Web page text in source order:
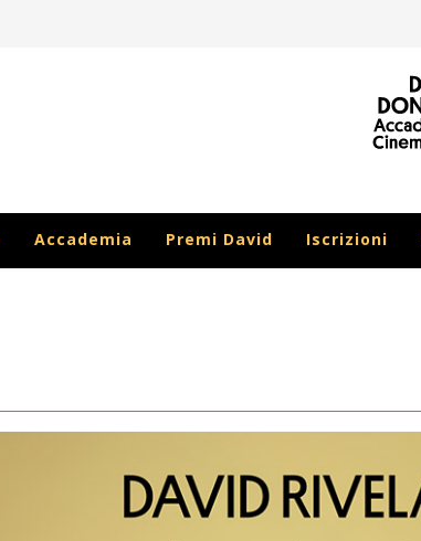
Accademia Premi David Iscrizioni